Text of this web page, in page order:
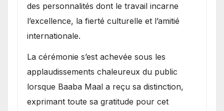
des personnalités dont le travail incarne
l’excellence, la fierté culturelle et l’amitié
internationale.
​La cérémonie s’est achevée sous les
applaudissements chaleureux du public
lorsque Baaba Maal a reçu sa distinction,
exprimant toute sa gratitude pour cet